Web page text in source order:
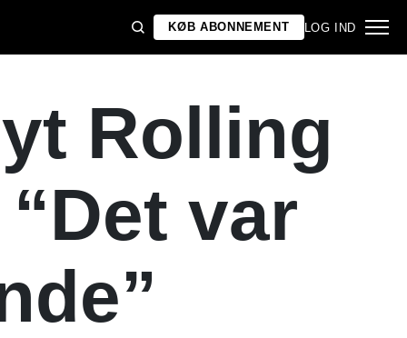
KØB ABONNEMENT LOG IND
Rolling
var